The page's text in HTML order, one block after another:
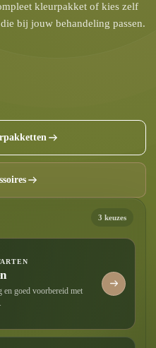
kleurpakket of kies zelf
bij jouw behandeling passen.
3 keuzes
goed voorbereid met